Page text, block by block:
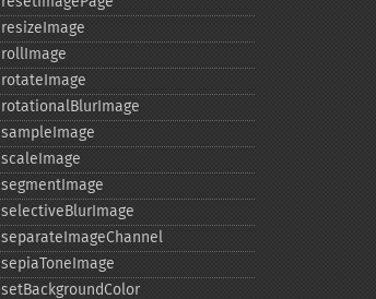
resizeImage
rollImage
rotateImage
rotationalBlurImage
sampleImage
scaleImage
segmentImage
selectiveBlurImage
separateImageChannel
sepiaToneImage
setBackgroundColor